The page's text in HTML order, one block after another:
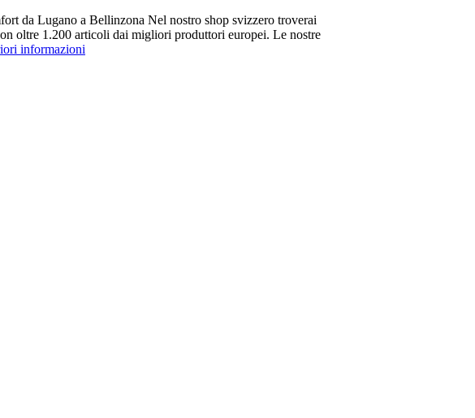
da Lugano a Bellinzona Nel nostro shop svizzero troverai
oltre 1.200 articoli dai migliori produttori europei. Le nostre
informazioni